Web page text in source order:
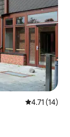
レビュー14
4.71 (14)